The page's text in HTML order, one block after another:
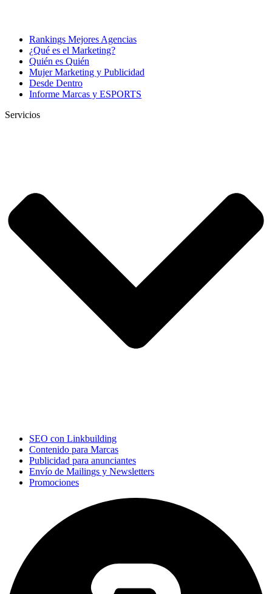
Rankings Mejores Agencias
¿Qué es el Marketing?
Quién es Quién
Mujer Marketing y Publicidad
Desde Dentro
Informe Marcas y ESPORTS
Servicios
SEO con Linkbuilding
Contenido para Marcas
Publicidad para anunciantes
Envío de Mailings y Newsletters
Promociones